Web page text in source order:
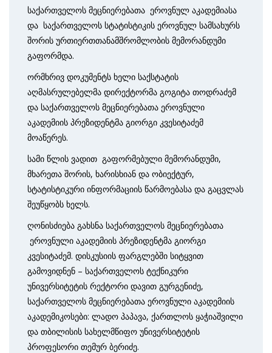
საქართველოს მეცნიერებათა ეროვნულ აკადემიასა
და საქართველოს სტატისტიკის ეროვნულ სამსახურს
შორის ურთიერთთანამშრომლობის მემორანდუმი
გაფორმდა.
ორმხრივ დოკუმენტს ხელი საქსტატის
აღმასრულებელმა დირექტორმა გოგიტა თოდრაძემ
და საქართველოს მეცნიერებათა ეროვნული
აკადემიის პრეზიდენტმა გიორგი კვესიტაძემ
მოაწერეს.
სამი წლის ვადით გაფორმებული მემორანდუმი,
მხარეთა შორის, ხარისხიან და ობიექტურ,
სტატისტიკური ინფორმაციის წარმოებასა და გაცვლას
შეუწყობს ხელს.
ღონისძიება გახსნა საქართველოს მეცნიერებათა
ეროვნული აკადემიის პრეზიდენტმა გიორგი
კვესიტაძემ. დისკუსიის ფარგლებში სიტყვით
გამოვიდნენ – საქართველოს ტექნიკური
უნივერსიტეტის რექტორი დავით გურგენიძე,
საქართველოს მეცნიერებათა ეროვნული აკადემიის
აკადემიკოსები: ლადო პაპავა, ქართლოს ყაჭიაშვილი
და თბილისის სახელმწიფო უნივერსიტეტის
პროფესორი თემურ ბერიძე.